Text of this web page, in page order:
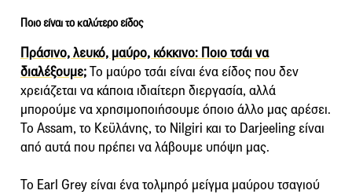
Ποιο είναι το καλύτερο είδος
Πράσινο, λευκό, μαύρο, κόκκινο: Ποιο τσάι να
διαλέξουμε;Το μαύρο τσάι είναι ένα είδος που δεν
χρειάζεται να κάποια ιδιαίτερη διεργασία, αλλά
μπορούμε να χρησιμοποιήσουμε όποιο άλλο μας αρέσει.
Το Assam, το Κεϋλάνης, το Nilgiri και το Darjeeling είναι
από αυτά που πρέπει να λάβουμε υπόψη μας.
Το Earl Grey είναι ένα τολμηρό μείγμα μαύρου τσαγιού